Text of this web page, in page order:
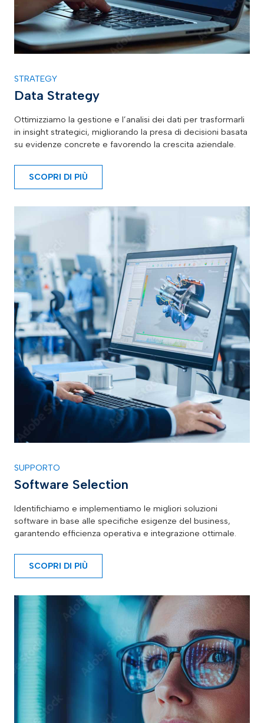
STRATEGY
Data Strategy
Ottimizziamo la gestione e l’analisi dei dati per trasformarli
in insight strategici, migliorando la presa di decisioni basata
su evidenze concrete e favorendo la crescita aziendale.
SCOPRI DI PIÙ
SUPPORTO
Software Selection
Identifichiamo e implementiamo le migliori soluzioni
software in base alle specifiche esigenze del business,
garantendo efficienza operativa e integrazione ottimale.
SCOPRI DI PIÙ